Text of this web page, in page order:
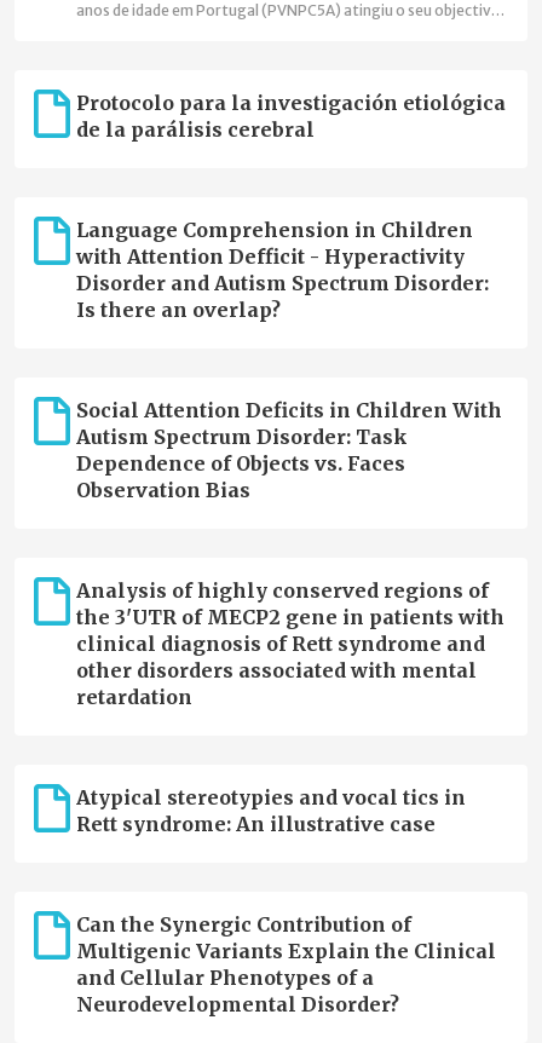
anos de idade em Portugal (PVNPC5A) atingiu o seu objectivo
com o Joint Research Centre da Comissão Europeia para
integrar a Plataforma Europeia de Registos de Doenças
Raras."
Protocolo para la investigación etiológica
de la parálisis cerebral
Language Comprehension in Children
with Attention Defficit - Hyperactivity
Disorder and Autism Spectrum Disorder:
Is there an overlap?
Social Attention Deficits in Children With
Autism Spectrum Disorder: Task
Dependence of Objects vs. Faces
Observation Bias
Analysis of highly conserved regions of
the 3'UTR of MECP2 gene in patients with
clinical diagnosis of Rett syndrome and
other disorders associated with mental
retardation
Atypical stereotypies and vocal tics in
Rett syndrome: An illustrative case
Can the Synergic Contribution of
Multigenic Variants Explain the Clinical
and Cellular Phenotypes of a
Neurodevelopmental Disorder?